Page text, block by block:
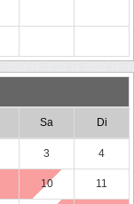
Sa Di
3 4
10 11